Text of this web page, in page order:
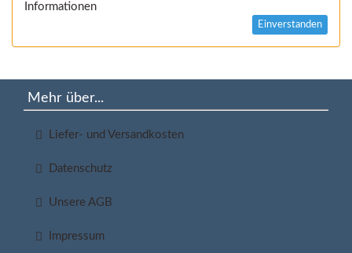
Informationen
Einverstanden
Mehr über...
Liefer- und Versandkosten
Datenschutz
Unsere AGB
Impressum